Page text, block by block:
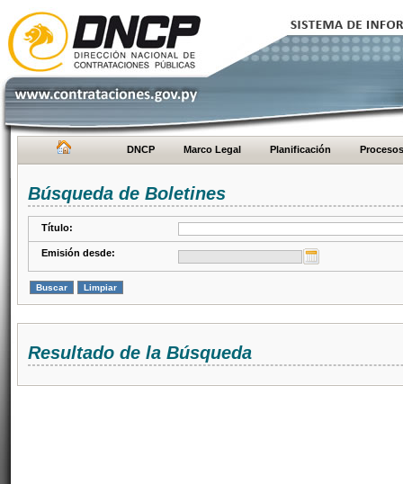
DNCP Marco Legal Planificación Procesos
Búsqueda de Boletines
Título:
Emisión desde:
Resultado de la Búsqueda